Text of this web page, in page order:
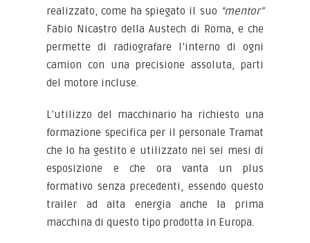
realizzato, come ha spiegato il suo “mentor”
Fabio Nicastro della Austech di Roma, e che
permette di radiografare l’interno di ogni
camion con una precisione assoluta, parti
del motore incluse.
L’utilizzo del macchinario ha richiesto una
formazione specifica per il personale Tramat
che lo ha gestito e utilizzato nei sei mesi di
esposizione e che ora vanta un plus
formativo senza precedenti, essendo questo
trailer ad alta energia anche la prima
macchina di questo tipo prodotta in Europa.